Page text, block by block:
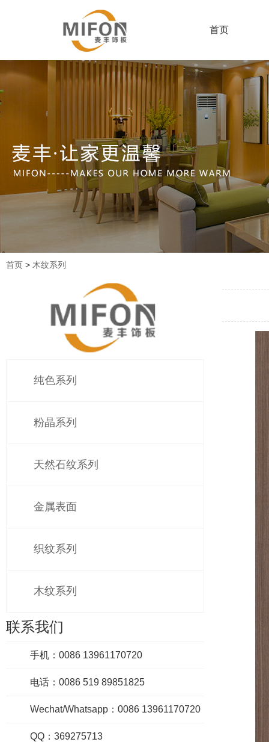
首页
首页 > 木纹系列
纯色系列
粉晶系列
天然石纹系列
金属表面
织纹系列
木纹系列
联系我们
手机：0086 13961170720
电话：0086 519 89851825
Wechat/Whatsapp：0086 13961170720
QQ：369275713